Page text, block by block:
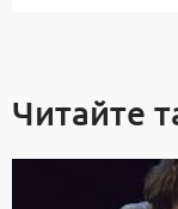
Читайте